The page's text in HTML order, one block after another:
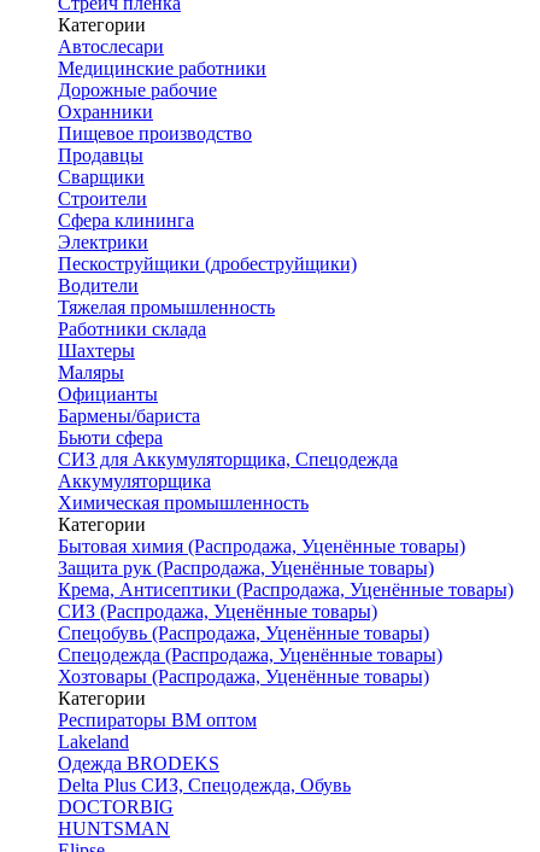
Категории
Автослесари
Медицинские работники
Дорожные рабочие
Охранники
Пищевое производство
Продавцы
Сварщики
Строители
Сфера клининга
Электрики
Пескоструйщики (дробеструйщики)
Водители
Тяжелая промышленность
Работники склада
Шахтеры
Маляры
Официанты
Бармены/бариста
Бьюти сфера
СИЗ для Аккумуляторщика, Спецодежда
Аккумуляторщика
Химическая промышленность
Категории
Бытовая химия (Распродажа, Уценённые товары)
Защита рук (Распродажа, Уценённые товары)
Крема, Антисептики (Распродажа, Уценённые товары)
СИЗ (Распродажа, Уценённые товары)
Спецобувь (Распродажа, Уценённые товары)
Спецодежда (Распродажа, Уценённые товары)
Хозтовары (Распродажа, Уценённые товары)
Категории
Респираторы ВМ оптом
Lakeland
Одежда BRODEKS
Delta Plus СИЗ, Спецодежда, Обувь
DOCTORBIG
HUNTSMAN